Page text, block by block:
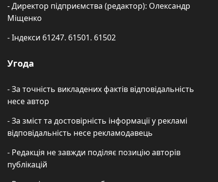
- Директор підприємства (редактор): Олександр
Міщенко
- Індекси 61247. 61501. 61502
Угода
- За точність викладених фактів відповідальність
несе автор
- За зміст та достовірність інформації у рекламі
відповідальність несе рекламодавець
- Редакція не завжди поділяє позицію авторів
публікацій